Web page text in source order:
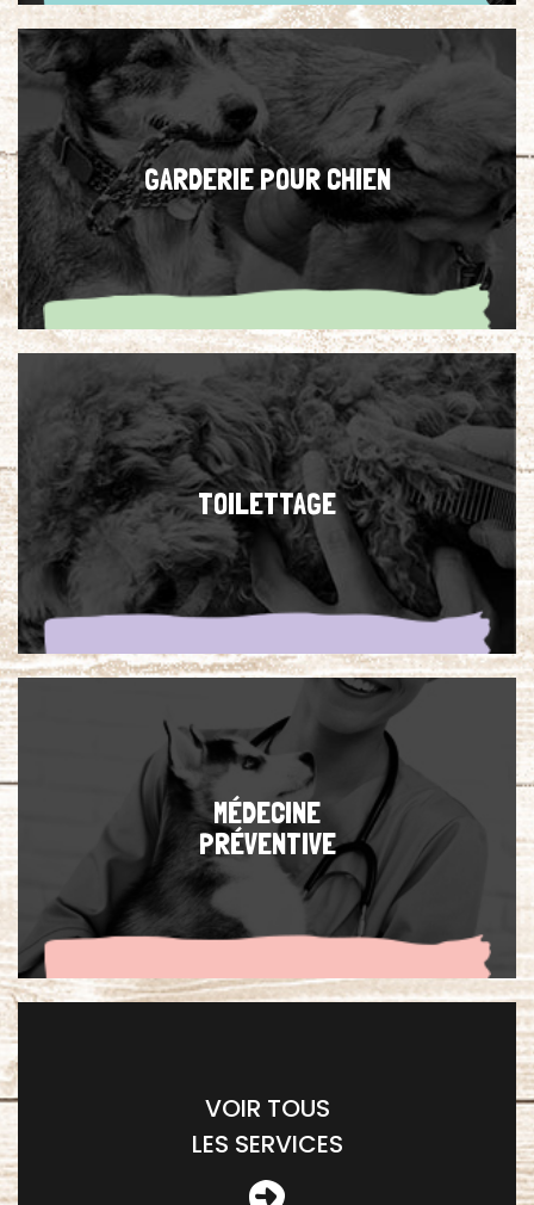
GARDERIE POUR CHIEN
TOILETTAGE
MÉDECINE
PRÉVENTIVE
VOIR TOUS
LES SERVICES